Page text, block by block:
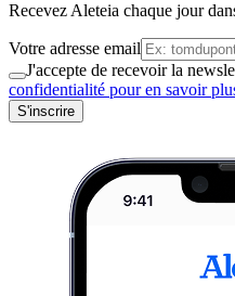
Recevez Aleteia chaque jour
Votre adresse email
J'accepte de recevoir la
confidentialité pour en savoir
S'inscrire